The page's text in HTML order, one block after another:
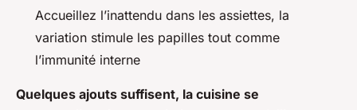
Accueillez l’inattendu dans les assiettes, la
variation stimule les papilles tout comme
l’immunité interne
Quelques ajouts suffisent, la cuisine se